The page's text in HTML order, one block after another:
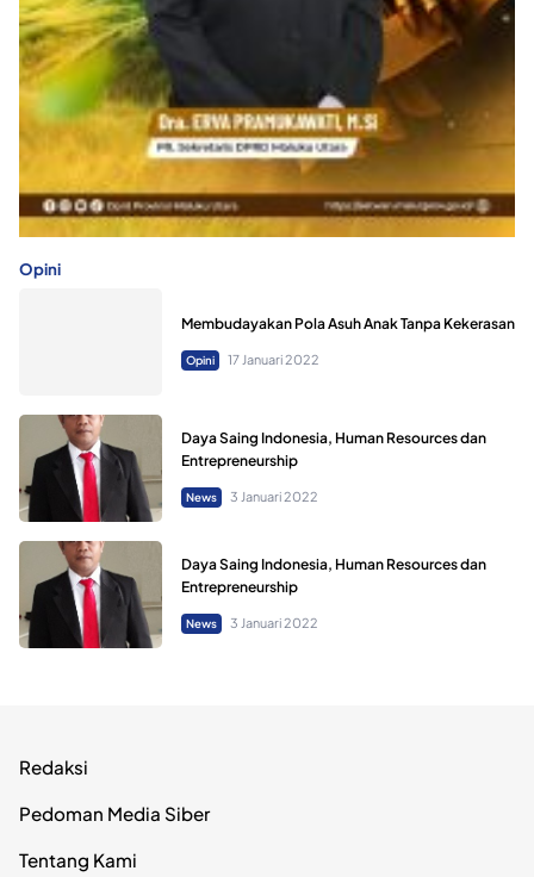
Opini
Membudayakan Pola Asuh Anak Tanpa Kekerasan
Opini 17 Januari 2022
Daya Saing Indonesia, Human Resources dan
Entrepreneurship
News 3 Januari 2022
Daya Saing Indonesia, Human Resources dan
Entrepreneurship
News 3 Januari 2022
Redaksi
Pedoman Media Siber
Tentang Kami